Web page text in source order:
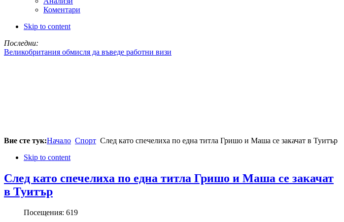
Коментари
Skip to content
Последни:
Великобритания обмисля да въведе работни визи
Вие сте тук:Начало Спорт След като спечелиха по една титла Гришо и Маша се закачат в Туитър
Skip to content
След като спечелиха по една титла Гришо и Маша се закачат
в Туитър
Посещения: 619